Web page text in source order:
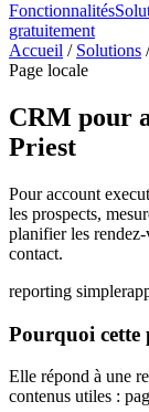
Fonctionnalités
gratuitement
Accueil / Solutions
Page locale
CRM pour
Priest
Pour account
les prospects,
planifier les
contact.
reporting simple
Pourquoi cette
Elle répond à une
contenus utiles :